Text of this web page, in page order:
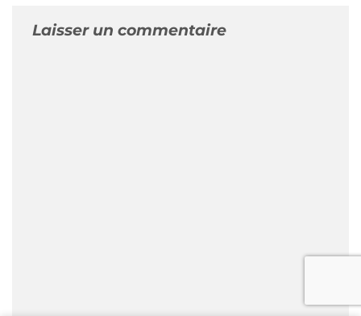
Laisser un commentaire